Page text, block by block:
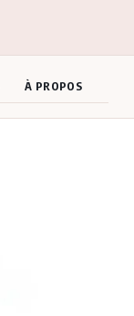
À PROPOS